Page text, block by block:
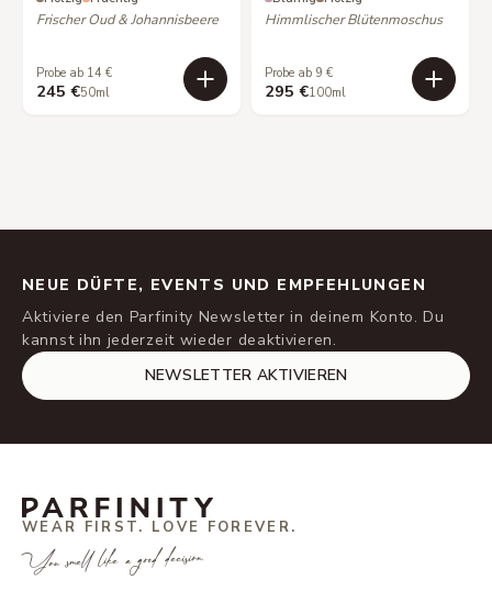
Frischer Oud & Johannisbeere
Probe ab 14 €
245 €50ml
Himmlischer Blütenmoschus
Probe ab 9 €
295 €100ml
NEUE DÜFTE, EVENTS UND EMPFEHLUNGEN
Aktiviere den Parfinity Newsletter in deinem Konto. Du
kannst ihn jederzeit wieder deaktivieren.
NEWSLETTER AKTIVIEREN
WEAR FIRST. LOVE FOREVER.
You smell like a good decision.